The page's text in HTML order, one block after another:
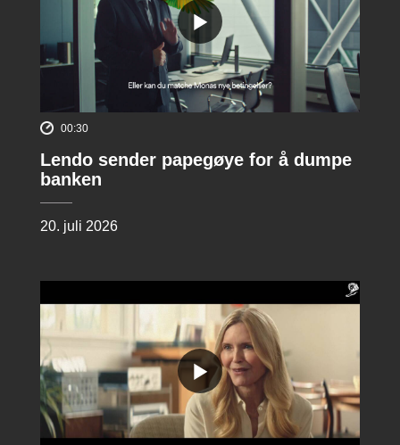
00:30
Lendo sender papegøye for å dumpe
banken
20. juli 2026